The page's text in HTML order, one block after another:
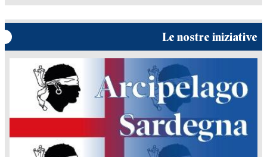
Le nostre iniziative